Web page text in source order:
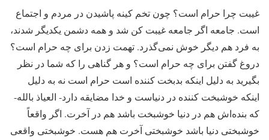
غیبت چرا حرام است؟ چون تخم کینه پاشیدن در مردم و اجتماع
است. جامعه اگر جامعه غیبت کن شد و همه دشمن یکدیگر شدند،
به فرد هم دیگر خوش نمی‌گذرد. تهمت زدن برای چه حرام است؟
دروغ گفتن برای چه حرام است؟ و هر گناهی را که شما در نظر
بگیرید به دلیل اینکه بدبخت کننده است حرام است نه به دلیل
اینکه خوشبخت کننده در دنیاست و خدا مضایقه دارد- العیاذ بالله-
که بنده‌اش هم در دنیا خوشبخت باشد هم در آخرت. اگر واقعاً
خوشبختی دنیا باشد خوشبختی آخرت هم هست. خوشبختی واقعی